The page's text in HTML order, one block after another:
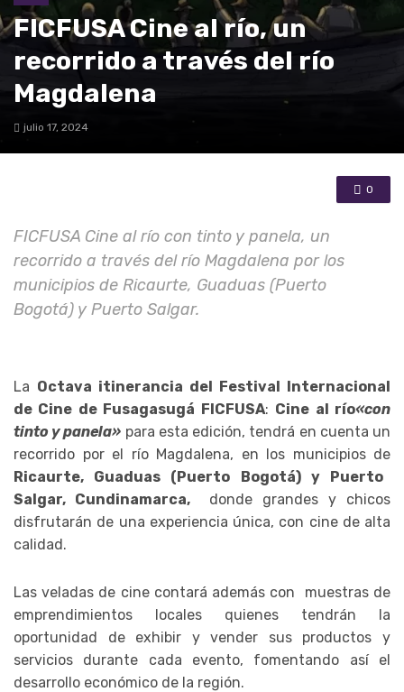
FICFUSA Cine al río, un
recorrido a través del río
Magdalena
julio 17, 2024
0
FICFUSA Cine al río con tinto y panela, un
recorrido a través del río Magdalena por los
municipios de Ricaurte, Guaduas (Puerto
Bogotá) y Puerto Salgar.
La Octava itinerancia del Festival Internacional
de Cine de Fusagasugá FICFUSA: Cine al río«con
tinto y panela» para esta edición, tendrá en cuenta un
recorrido por el río Magdalena, en los municipios de
Ricaurte, Guaduas (Puerto Bogotá) y Puerto
Salgar, Cundinamarca, donde grandes y chicos
disfrutarán de una experiencia única, con cine de alta
calidad.
Las veladas de cine contará además con muestras de
emprendimientos locales quienes tendrán la
oportunidad de exhibir y vender sus productos y
servicios durante cada evento, fomentando así el
desarrollo económico de la región.